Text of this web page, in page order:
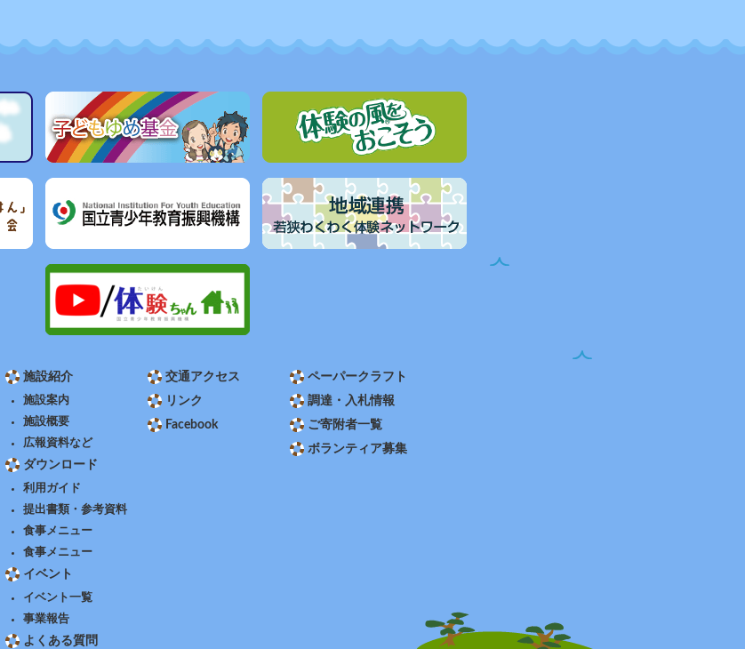
施設紹介
施設案内
施設概要
広報資料など
ダウンロード
利用ガイド
提出書類・参考資料
食事メニュー
食事メニュー
イベント
イベント一覧
事業報告
よくある質問
交通アクセス
リンク
Facebook
ペーパークラフト
調達・入札情報
ご寄附者一覧
ボランティア募集